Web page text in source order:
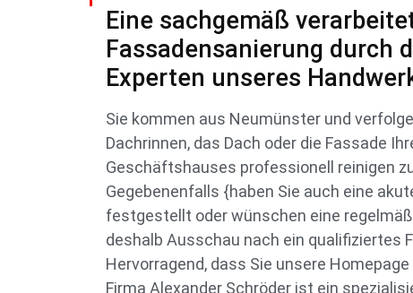
Eine sachgemäß
Fassadensanierung durch
Experten unseres
Sie kommen aus Neumünster und
Dachrinnen, das Dach oder die Fassade
Geschäftshauses professionell reinigen
Gegebenenfalls {haben Sie auch eine
festgestellt oder wünschen eine
deshalb Ausschau nach ein qualifiziertes
Hervorragend, dass Sie unsere
Firma Alexander Schröder ist ein